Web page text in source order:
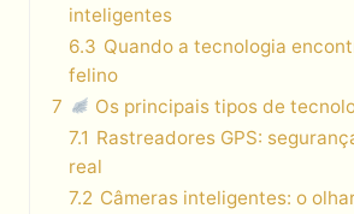
inteligentes
6.3 Quando a tecnologia
felino
7
Os principais tipos de
7.1 Rastreadores GPS:
real
7.2 Câmeras inteligentes: o